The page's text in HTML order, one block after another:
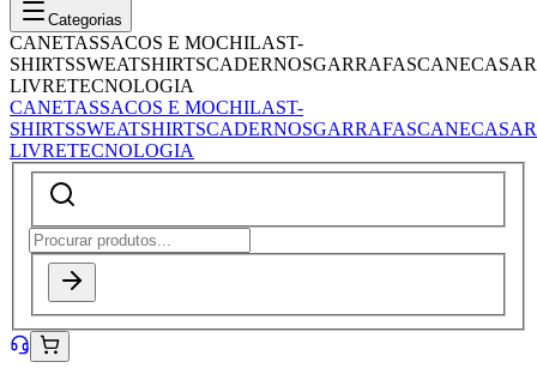
Categorias
CANETASSACOS E MOCHILAST-
SHIRTSSWEATSHIRTSCADERNOSGARRAFASCANECASAR
LIVRETECNOLOGIA
CANETASSACOS E MOCHILAST-
SHIRTSSWEATSHIRTSCADERNOSGARRAFASCANECASAR
LIVRETECNOLOGIA